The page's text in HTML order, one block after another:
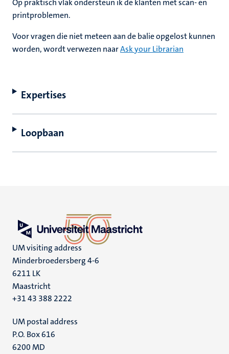
Op praktisch vlak ondersteun ik de klanten met scan- en
printproblemen.
Voor vragen die niet meteen aan de balie opgelost kunnen
worden, wordt verwezen naarAsk your Librarian
Expertises
Loopbaan
UM visiting address
Minderbroedersberg 4-6
6211 LK
Maastricht
+31 43 388 2222
UM postal address
P.O. Box 616
6200 MD